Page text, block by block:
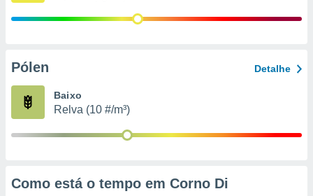
ou aceder
para
Pólen Detalhe
Baixo
Relva (10 #/m³)
Como está o tempo em Corno Di